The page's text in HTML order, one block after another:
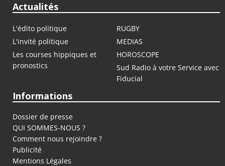
Actualités
L'édito politique
RUGBY
L'invité politique
MEDIAS
Les courses hippiques et
pronostics
HOROSCOPE
Sud Radio à votre Service avec
Fiducial
Informations
Dossier de presse
QUI SOMMES-NOUS ?
Comment nous rejoindre ?
Publicité
Mentions Légales